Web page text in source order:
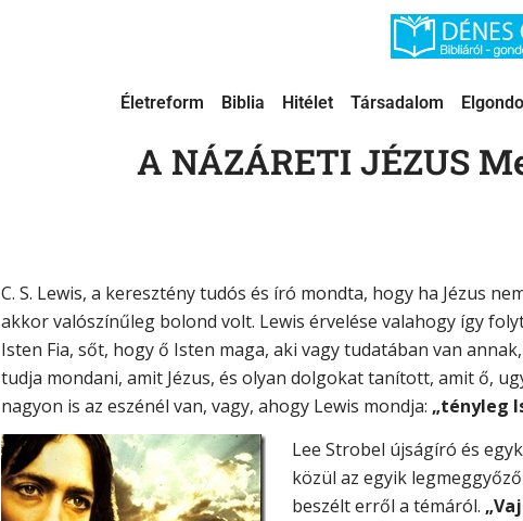
Életreform Biblia Hitélet Társadalom
A NÁZÁRETI JÉZUS
C. S. Lewis, a keresztény tudós és író mondta, hogy ha Jézus
akkor valószínűleg bolond volt. Lewis érvelése valahogy így
Isten Fia, sőt, hogy ő Isten maga, aki vagy tudatában van
tudja mondani, amit Jézus, és olyan dolgokat tanított, amit ő,
nagyon is az eszénél van, vagy, ahogy Lewis mondja: „tényleg
Lee Strobel újságíró és
közül az egyik
beszélt erről a témáról.